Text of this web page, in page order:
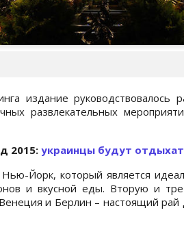
издание руководствовалось
развлекательных
2015: украинцы будут
Йорк, который является
и вкусной еды. Вторую и
и Берлин – настоящий рай